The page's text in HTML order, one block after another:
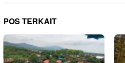
POS TERKAIT